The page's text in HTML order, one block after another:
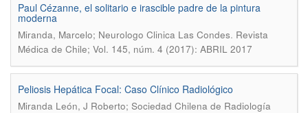
Paul Cézanne, el solitario e irascible padre de la pintura
moderna
Miranda, Marcelo; Neurologo Clinica Las Condes. Revista
Médica de Chile; Vol. 145, núm. 4 (2017): ABRIL 2017
Peliosis Hepática Focal: Caso Clínico Radiológico
Miranda León, J Roberto; Sociedad Chilena de Radiología